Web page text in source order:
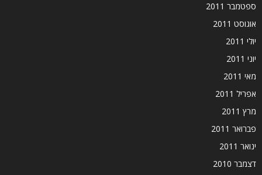
ספטמבר 2011
אוגוסט 2011
יולי 2011
יוני 2011
מאי 2011
אפריל 2011
מרץ 2011
פברואר 2011
ינואר 2011
דצמבר 2010